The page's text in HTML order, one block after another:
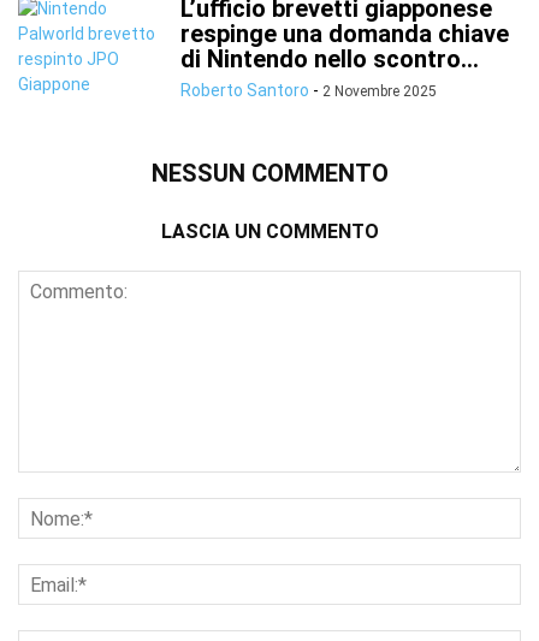
L’ufficio brevetti giapponese
respinge una domanda chiave
di Nintendo nello scontro...
Roberto Santoro - 2 Novembre 2025
NESSUN COMMENTO
LASCIA UN COMMENTO